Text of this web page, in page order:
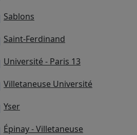
Sablons
Saint-Ferdinand
Université - Paris 13
Villetaneuse Université
Yser
Épinay - Villetaneuse